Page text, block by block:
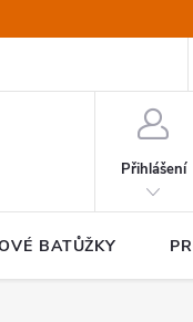
Přihlášení
BATŮŽKY